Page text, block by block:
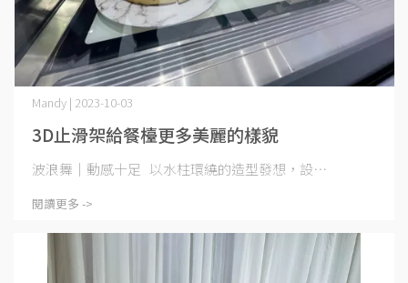
3D止滑架給餐檯更多美麗的樣貌
Mandy | 2023-10-03
波浪舞｜動感十足 以水柱環繞的造型發想，設⋯
閱讀更多 ->